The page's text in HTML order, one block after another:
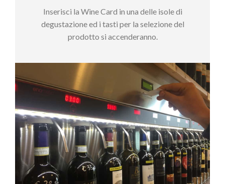
Inserisci la Wine Card in una delle isole di
degustazione ed i tasti per la selezione del
prodotto si accenderanno.